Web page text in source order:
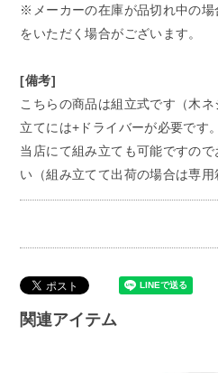
※メーカーの在庫が品切れ中の
をいただく場合がございます。
[備考]
こちらの商品は組立式です（木
立てには+ドライバーが必要です。
当店にて組み立ても可能ですの
い（組み立てて出荷の場合は専用
関連アイテム